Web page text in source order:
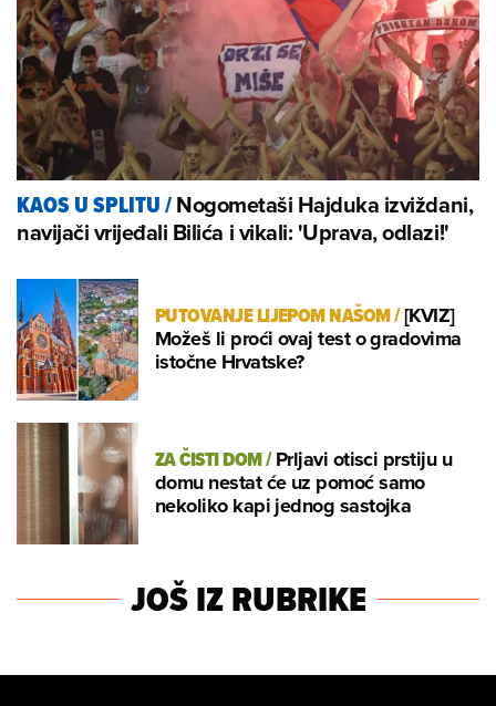
KAOS U SPLITU/Nogometaši Hajduka izviždani,
navijači vrijeđali Bilića i vikali: 'Uprava, odlazi!'
PUTOVANJE LIJEPOM NAŠOM/[KVIZ]
Možeš li proći ovaj test o gradovima
istočne Hrvatske?
ZA ČISTI DOM/Prljavi otisci prstiju u
domu nestat će uz pomoć samo
nekoliko kapi jednog sastojka
JOŠ IZ RUBRIKE